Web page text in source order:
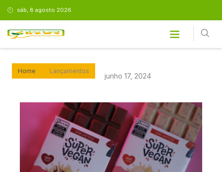
sáb, 8 agosto 2026
Home Lançamentos
junho 17, 2024